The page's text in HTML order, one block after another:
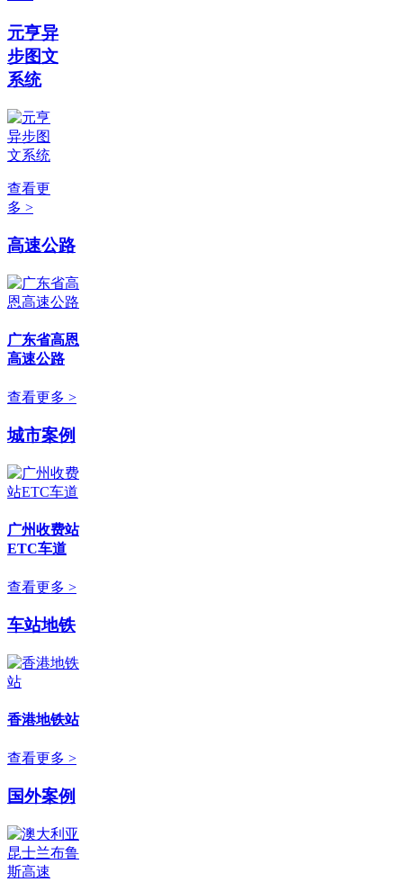
元亨异
步图文
系统
查看更
多 >
高速公路
广东省高恩
高速公路
查看更多 >
城市案例
广州收费站
ETC车道
查看更多 >
车站地铁
香港地铁站
查看更多 >
国外案例